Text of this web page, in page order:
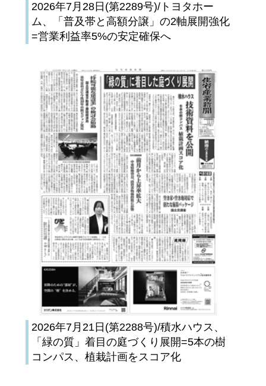
2026年7月28日(第2289号)/トヨタホー
ム、「普及帯と高額分譲」の2軸展開強化
=営業利益率5%の安定確保へ
2026年7月21日(第2288号)/積水ハウス、
「緑の質」着目の庭づくり展開=5本の樹
コンパス、植栽計画をスコア化